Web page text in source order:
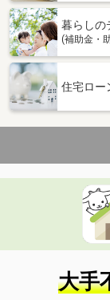
暮らしの
(補助金・
住宅ロー
大手